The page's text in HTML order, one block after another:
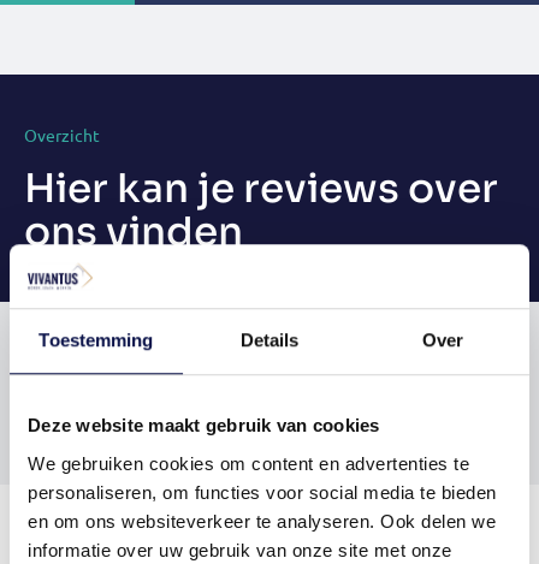
Toestemming Details Over
Deze website maakt gebruik van cookies
We gebruiken cookies om content en advertenties te
personaliseren, om functies voor social media te bieden
en om ons websiteverkeer te analyseren. Ook delen we
informatie over uw gebruik van onze site met onze
Overzicht
Hier kan je reviews over
ons vinden
1
Vivantus groep